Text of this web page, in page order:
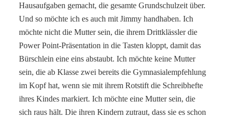
Hausaufgaben gemacht, die gesamte Grundschulzeit über.
Und so möchte ich es auch mit Jimmy handhaben. Ich
möchte nicht die Mutter sein, die ihrem Drittklässler die
Power Point-Präsentation in die Tasten kloppt, damit das
Bürschlein eine eins abstaubt. Ich möchte keine Mutter
sein, die ab Klasse zwei bereits die Gymnasialempfehlung
im Kopf hat, wenn sie mit ihrem Rotstift die Schreibhefte
ihres Kindes markiert. Ich möchte eine Mutter sein, die
sich raus hält. Die ihren Kindern zutraut, dass sie es schon